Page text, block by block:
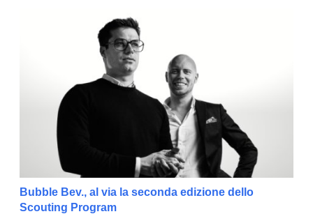
Bubble Bev., al via la seconda edizione dello
Scouting Program